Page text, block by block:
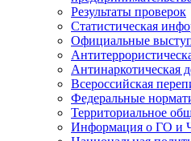
Результаты проверок
Статистическая
Официальные
Антинаркотическая
Всероссийская
Федеральные
Территориальное
Информация о ГО и